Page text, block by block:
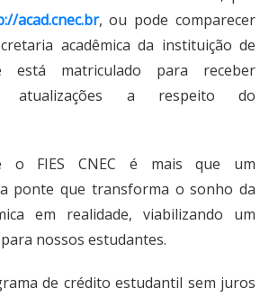
acad.cnec.br, ou pode comparecer
acadêmica da instituição de
está matriculado para receber
atualizações a respeito do
o FIES CNEC é mais que um
ponte que transforma o sonho da
em realidade, viabilizando um
nossos estudantes.
de crédito estudantil sem juros